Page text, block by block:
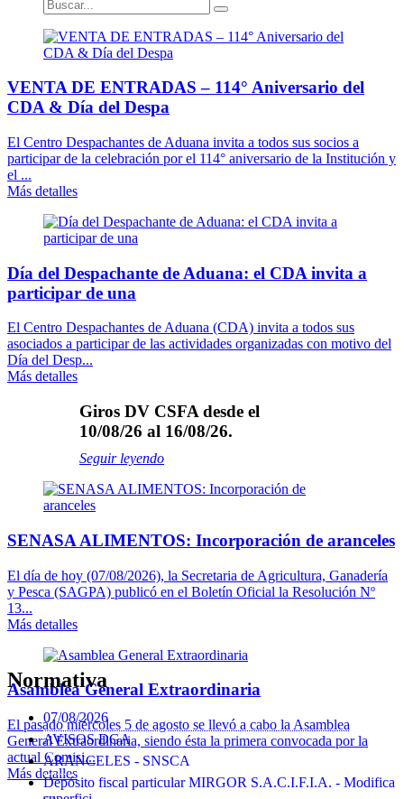
VENTA DE ENTRADAS – 114° Aniversario del
CDA & Día del Despa
El Centro Despachantes de Aduana invita a todos sus socios a
participar de la celebración por el 114° aniversario de la Institución y
el ...
Más detalles
Día del Despachante de Aduana: el CDA invita a
participar de una
El Centro Despachantes de Aduana (CDA) invita a todos sus
asociados a participar de las actividades organizadas con motivo del
Día del Desp...
Más detalles
Giros DV CSFA desde el
10/08/26 al 16/08/26.
Seguir leyendo
SENASA ALIMENTOS: Incorporación de aranceles
El día de hoy (07/08/2026), la Secretaria de Agricultura, Ganadería
y Pesca (SAGPA) publicó en el Boletín Oficial la Resolución Nº
13...
Más detalles
Asamblea General Extraordinaria
El pasado miércoles 5 de agosto se llevó a cabo la Asamblea
General Extraordinaria, siendo ésta la primera convocada por la
actual Comisi...
Más detalles
Normativa
07/08/2026
AVISOS DGA
ARANCELES - SNSCA
Depósito fiscal particular MIRGOR S.A.C.I.F.I.A. - Modifica